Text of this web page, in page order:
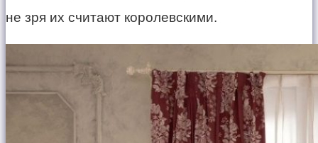
не зря их считают королевскими.